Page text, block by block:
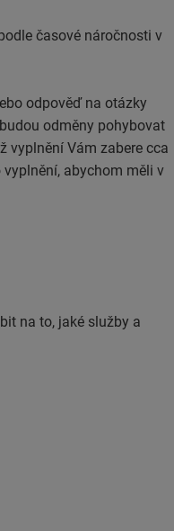
časové náročnosti v
odpověď na otázky
odměny pohybovat
vyplnění Vám zabere cca
abychom měli v
na to, jaké služby a